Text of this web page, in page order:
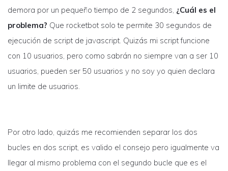
demora por un pequeño tiempo de 2 segundos, ¿Cuál es el
problema? Que rocketbot solo te permite 30 segundos de
ejecución de script de javascript. Quizás mi script funcione
con 10 usuarios, pero como sabrán no siempre van a ser 10
usuarios, pueden ser 50 usuarios y no soy yo quien declara
un limite de usuarios.
Por otro lado, quizás me recomienden separar los dos
bucles en dos script, es valido el consejo pero igualmente va
llegar al mismo problema con el segundo bucle que es el